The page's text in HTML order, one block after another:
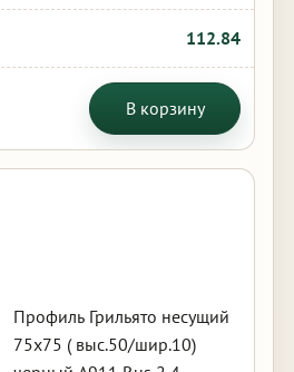
112.84
В корзину
Профиль Грильято несущий
75х75 ( выс.50/шир.10)